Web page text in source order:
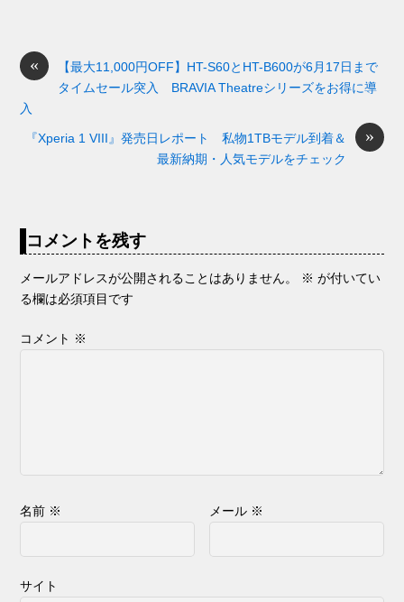
o
o
k
s
y
n
g
er
«
【最大11,000円OFF】HT-S60とHT-B600が6月17日まで
タイムセール突入 BRAVIA Theatreシリーズをお得に導
入
»
『Xperia 1 VIII』発売日レポート 私物1TBモデル到着＆
最新納期・人気モデルをチェック
コメントを残す
メールアドレスが公開されることはありません。 ※ が付いてい
る欄は必須項目です
コメント ※
名前 ※ メール ※
サイト